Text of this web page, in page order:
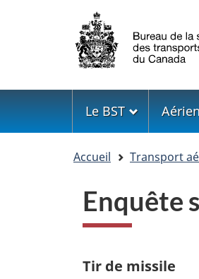
Sélection
de
la
langue
Menu
Le BST
Accueil Transport
Enquête
Tir de missile